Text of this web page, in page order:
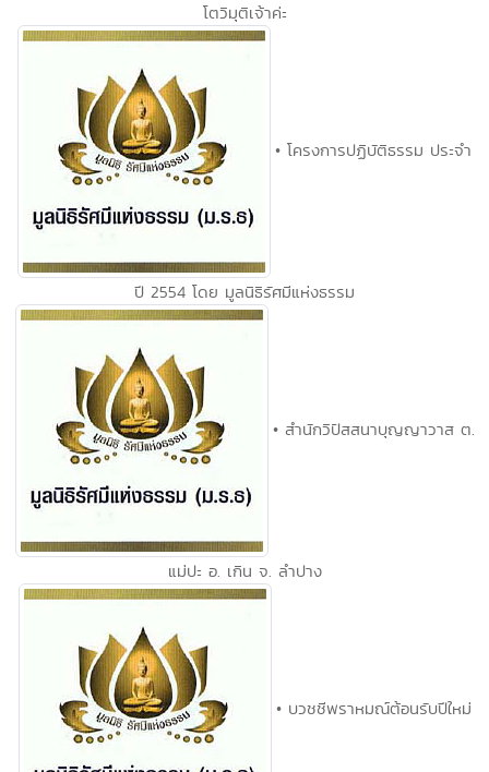
โตวิมุติเจ้าค่ะ
• โครงการปฏิบัติธรรม ประจำ
ปี 2554 โดย มูลนิธิรัศมีแห่งธรรม
• สำนักวิปัสสนาบุญญาวาส ต.
แม่ปะ อ. เกิน จ. ลำปาง
• บวชชีพราหมณ์ต้อนรับปีใหม่